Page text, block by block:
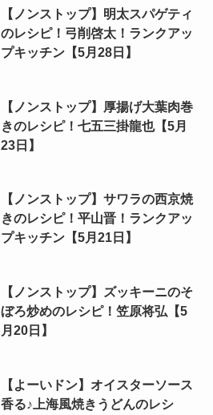
【ノンストップ】明太スパゲティ
のレシピ！弓削啓太！ランクアッ
プキッチン【5月28日】
【ノンストップ】厚揚げ大葉肉巻
きのレシピ！七五三掛龍也【5月
23日】
【ノンストップ】サワラの西京焼
きのレシピ！平山晋！ランクアッ
プキッチン【5月21日】
【ノンストップ】ズッキーニのそ
ぼろ炒めのレシピ！笠原将弘【5
月20日】
【よーいドン】オイスターソース
香る♪上海風焼きうどんのレシ